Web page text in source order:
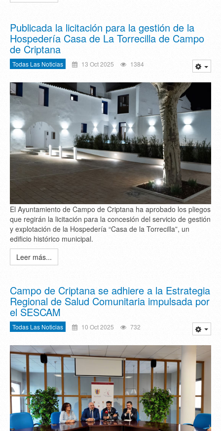
Publicada la licitación para la gestión de la
Hospedería Casa de La Torrecilla de Campo
de Criptana
Todas Las Noticias 13 Oct 2025 1384
El Ayuntamiento de Campo de Criptana ha aprobado los pliegos
que regirán la licitación para la concesión del servicio de gestión
y explotación de la Hospedería “Casa de la Torrecilla”, un
edificio histórico municipal.
Leer más...
Campo de Criptana se adhiere a la Estrategia
Regional de Salud Comunitaria impulsada por
el SESCAM
Todas Las Noticias 10 Oct 2025 732